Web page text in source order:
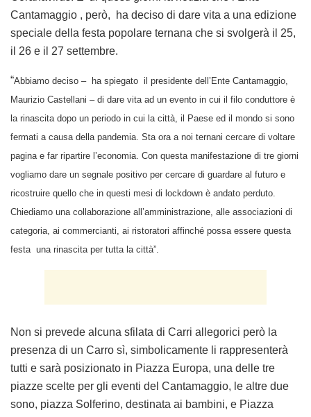
Cantamaggio , però, ha deciso di dare vita a una edizione
speciale della festa popolare ternana che si svolgerà il 25,
il 26 e il 27 settembre.
“Abbiamo deciso – ha spiegato il presidente dell’Ente Cantamaggio,
Maurizio Castellani – di dare vita ad un evento in cui il filo conduttore è
la rinascita dopo un periodo in cui la città, il Paese ed il mondo si sono
fermati a causa della pandemia. Sta ora a noi ternani cercare di voltare
pagina e far ripartire l’economia. Con questa manifestazione di tre giorni
vogliamo dare un segnale positivo per cercare di guardare al futuro e
ricostruire quello che in questi mesi di lockdown è andato perduto.
Chiediamo una collaborazione all’amministrazione, alle associazioni di
categoria, ai commercianti, ai ristoratori affinché possa essere questa
festa una rinascita per tutta la città”.
Non si prevede alcuna sfilata di Carri allegorici però la
presenza di un Carro sì, simbolicamente li rappresenterà
tutti e sarà posizionato in Piazza Europa, una delle tre
piazze scelte per gli eventi del Cantamaggio, le altre due
sono, piazza Solferino, destinata ai bambini, e Piazza